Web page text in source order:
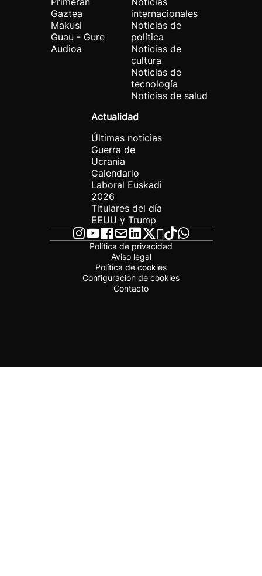
Gaztea
Makusi
Guau - Gure
Audioa
internacionales
Noticias de
política
Noticias de
cultura
Noticias de
tecnología
Noticias de salud
Actualidad
Últimas noticias
Guerra de
Ucrania
Calendario
Laboral Euskadi
2026
Titulares del día
EEUU y Trump
Política de privacidad
Aviso legal
Política de cookies
Configuración de cookies
Contacto